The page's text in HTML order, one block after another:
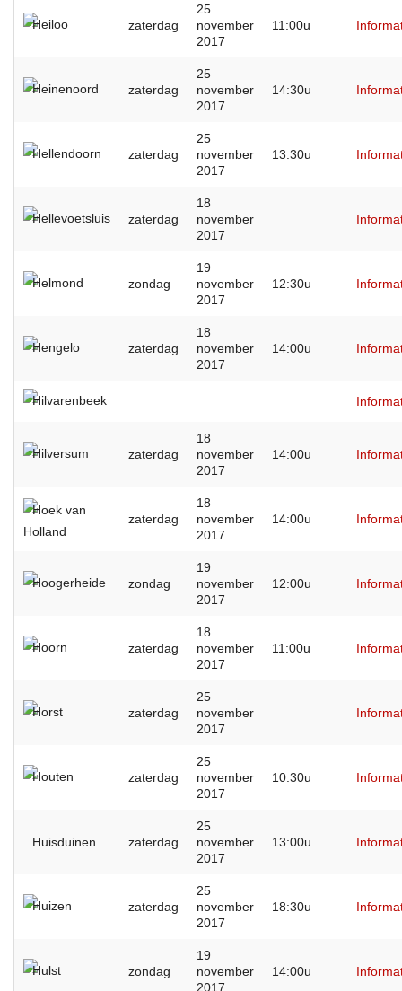
Heiloo zaterdag
25
november
2017
11:00u
Heinenoord zaterdag
25
november
2017
14:30u
Hellendoorn zaterdag
25
november
2017
13:30u
Hellevoetsluis zaterdag
18
november
2017
Helmond zondag
19
november
2017
12:30u
Hengelo zaterdag
18
november
2017
14:00u
Hilvarenbeek
Hilversum zaterdag
18
november
2017
14:00u
Hoek van
Holland
zaterdag
18
november
2017
14:00u
Hoogerheide zondag
19
november
2017
12:00u
Hoorn zaterdag
18
november
2017
11:00u
Horst zaterdag
25
november
2017
Houten zaterdag
25
november
2017
10:30u
Huisduinen zaterdag
25
november
2017
13:00u
Huizen zaterdag
25
november
2017
18:30u
Hulst zondag
19
november
2017
14:00u